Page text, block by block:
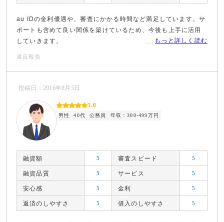
au IDの金利優遇や、審査にかかる時間など満足しています。サ
ポートも含めて良い関係を築けているため、今後も上手に活用
していきます。
もっと詳しく読む
違反報告
投稿日：2016年8月5日
5.0
男性 40代 公務員 年収：300-499万円
融資額 5 審査スピード 5
融資品質 5 サービス 5
安心感 5 金利 5
返済のしやすさ 5 借入のしやすさ 5